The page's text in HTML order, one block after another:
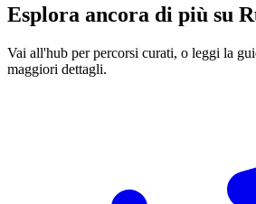
Esplora ancora di più su
Vai all'hub per percorsi curati, o leggi la
maggiori dettagli.